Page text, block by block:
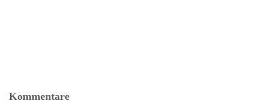
Kommentare